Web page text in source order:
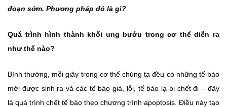
đoạn sớm. Phương pháp đó là gì?
Quá trình hình thành khối ung bướu trong cơ thể diễn ra
như thế nào?
Bình thường, mỗi giây trong cơ thể chúng ta đều có những tế bào
mới được sinh ra và các tế bào già, lỗi, tế bào lạ bị chết đi – đây
là quá trình chết tế bào theo chương trình apoptosis. Điều này tạo